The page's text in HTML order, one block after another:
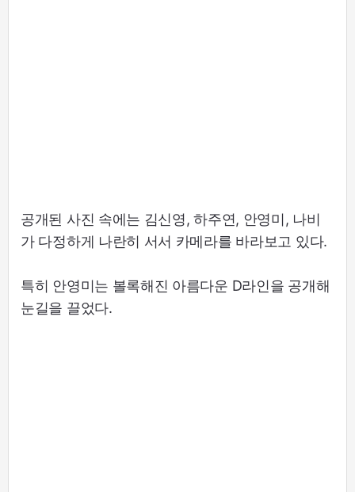
공개된 사진 속에는 김신영, 하주연, 안영미, 나비
가 다정하게 나란히 서서 카메라를 바라보고 있다.
특히 안영미는 볼록해진 아름다운 D라인을 공개해
눈길을 끌었다.